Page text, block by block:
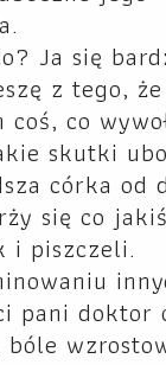
Ja się
z tego, że
coś, co
skutki
córka od
się co
i piszczeli.
pani doktor